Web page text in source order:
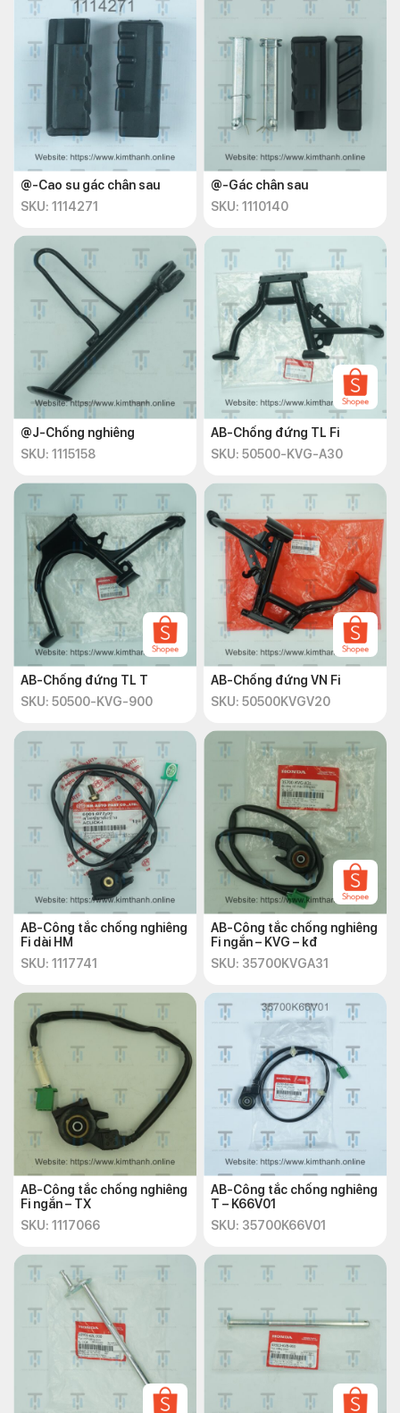
@-Cao su gác chân sau
SKU: 1114271
@-Gác chân sau
SKU: 1110140
@J-Chống nghiêng
SKU: 1115158
AB-Chống đứng TL Fi
SKU: 50500-KVG-A30
AB-Chống đứng TL T
SKU: 50500-KVG-900
AB-Chống đứng VN Fi
SKU: 50500KVGV20
AB-Công tắc chống nghiêng
Fi dài HM
SKU: 1117741
AB-Công tắc chống nghiêng
Fi ngắn – KVG – kđ
SKU: 35700KVGA31
AB-Công tắc chống nghiêng
Fi ngắn – TX
SKU: 1117066
AB-Công tắc chống nghiêng
T – K66V01
SKU: 35700K66V01